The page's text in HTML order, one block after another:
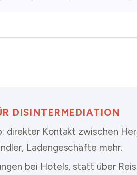
DISINTERMEDIATION
direkter Kontakt zwischen
Ladengeschäfte mehr.
bei Hotels, statt über